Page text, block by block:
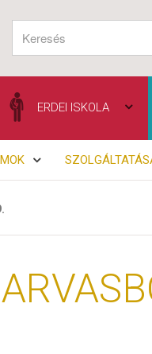
ERDEI ISKOLA